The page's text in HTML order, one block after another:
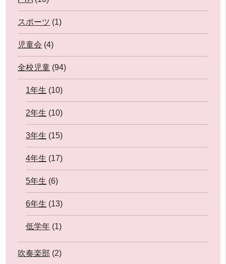
スポーツ (1)
児童会 (4)
全校児童 (94)
1年生 (10)
2年生 (10)
3年生 (15)
4年生 (17)
5年生 (6)
6年生 (13)
低学年 (1)
吹奏楽部 (2)